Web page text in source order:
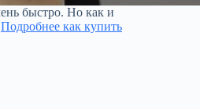
быстро. Но как и
Подробнее как купить